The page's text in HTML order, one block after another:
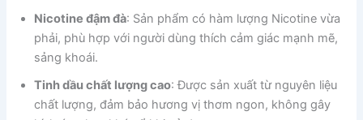
Nicotine đậm đà: Sản phẩm có hàm lượng Nicotine vừa
phải, phù hợp với người dùng thích cảm giác mạnh mẽ,
sảng khoái.
Tinh dầu chất lượng cao: Được sản xuất từ nguyên liệu
chất lượng, đảm bảo hương vị thơm ngon, không gây